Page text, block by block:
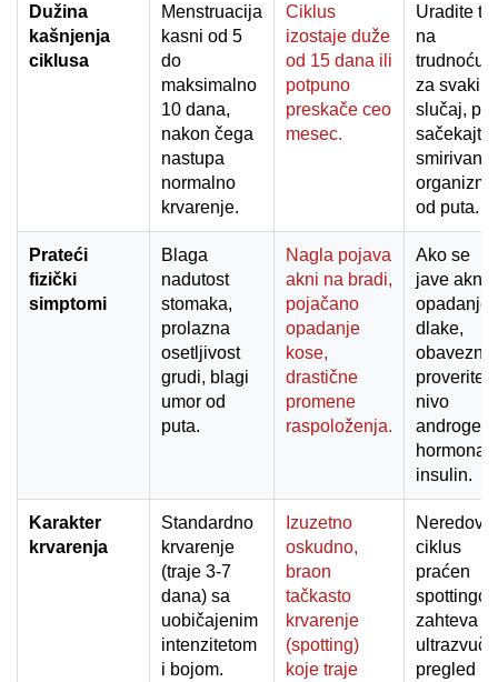
Dužina
kašnjenja
ciklusa
Menstruacija
kasni od 5
do
maksimalno
10 dana,
nakon čega
nastupa
normalno
krvarenje.
Ciklus
izostaje duže
od 15 dana ili
potpuno
preskače ceo
mesec.
Uradite
na
trudnoću
za svaki
slučaj, pa
sačekajte
smirivanje
organizma
od puta.
Prateći
fizički
simptomi
Blaga
nadutost
stomaka,
prolazna
osetljivost
grudi, blagi
umor od
puta.
Nagla pojava
akni na bradi,
pojačano
opadanje
kose,
drastične
promene
raspoloženja.
Ako se
jave akne
opadanje
dlake,
obavezno
proverite
nivo
hormona i
insulin.
Karakter
krvarenja
Standardno
krvarenje
(traje 3-7
dana) sa
uobičajenim
intenzitetom
i bojom.
Izuzetno
oskudno,
braon
tačkasto
krvarenje
(spotting)
koje traje
ciklus
praćen
zahteva
pregled